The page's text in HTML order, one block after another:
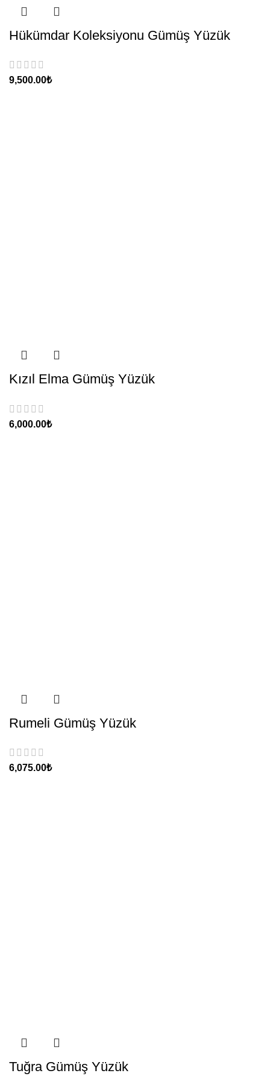
Hükümdar Koleksiyonu Gümüş Yüzük
₺
Kızıl Elma Gümüş Yüzük
₺
Rumeli Gümüş Yüzük
₺
Tuğra Gümüş Yüzük